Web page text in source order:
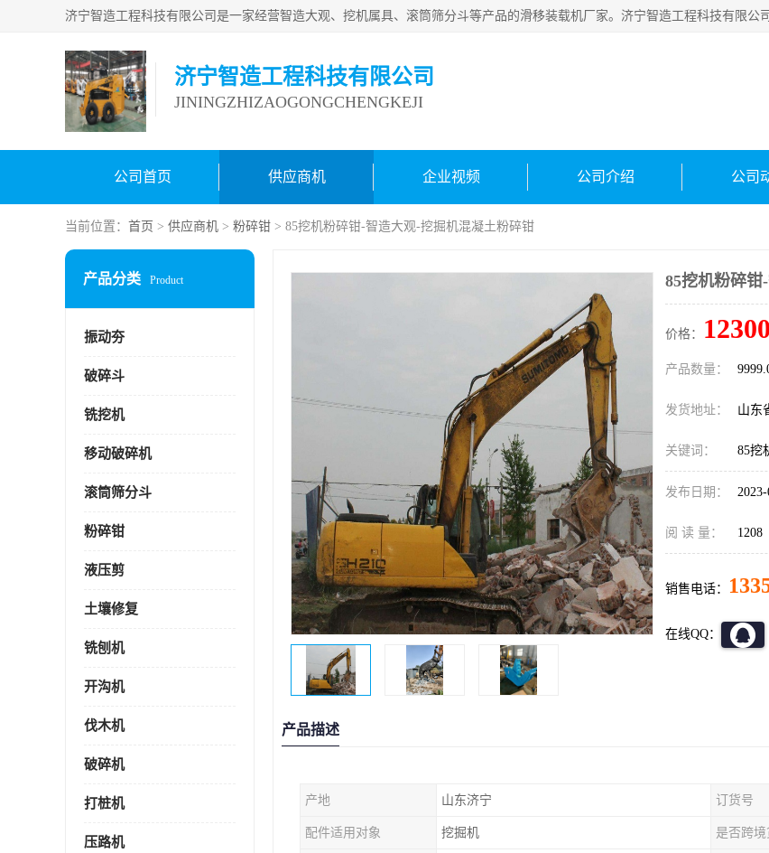
济宁智造工程科技有限公司
JININGZHIZAOGONGCHENGKEJI
公司首页 供应商机 企业视频 公司介绍 公司
当前位置： 首页 > 供应商机 > 粉碎钳 > 85挖机粉碎钳-智造大观-挖掘机混凝土粉碎钳
产品分类 Product
振动夯
破碎斗
铣挖机
移动破碎机
滚筒筛分斗
粉碎钳
液压剪
土壤修复
铣刨机
开沟机
伐木机
破碎机
打桩机
压路机
85挖机粉碎
价格：
产品数量：
发货地址： 山东
关键词： 85挖
发布日期：
阅 读 量： 1208
销售电话：
在线QQ：
产品描述
产地 山东济宁 订货号
配件适用对象 挖掘机 是否跨境